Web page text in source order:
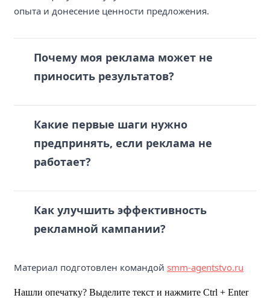
опыта и донесение ценности предложения.
Почему моя реклама может не
приносить результатов?
Какие первые шаги нужно
предпринять, если реклама не
работает?
Как улучшить эффективность
рекламной кампании?
Материал подготовлен командой smm-agentstvo.ru
Нашли опечатку? Выделите текст и нажмите Ctrl + Enter